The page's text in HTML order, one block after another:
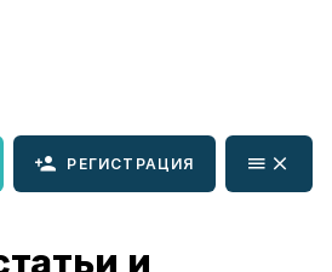
РЕГИСТРАЦИЯ
и